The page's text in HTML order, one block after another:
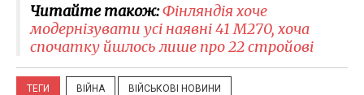
Читайте також:Фінляндія хоче
модернізувати усі наявні 41 M270, хоча
спочатку йшлось лише про 22 стройові
ТЕГИ ВІЙНА ВІЙСЬКОВІ НОВИНИ